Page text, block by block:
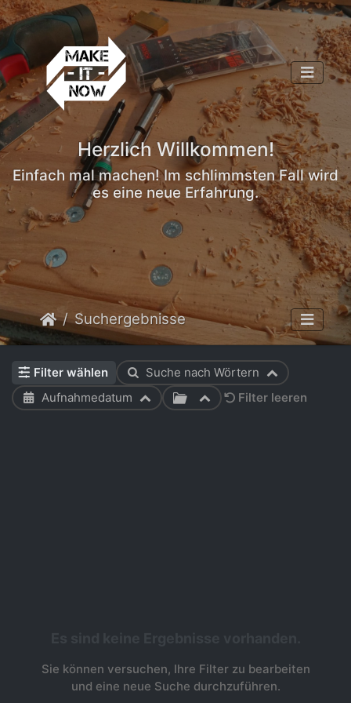
Herzlich Willkommen!
Einfach mal machen! Im schlimmsten Fall wird
es eine neue Erfahrung.
Suchergebnisse
Filter wählen
Suche nach Wörtern
Aufnahmedatum
Filter leeren
Sie können versuchen, Ihre Filter zu bearbeiten
und eine neue Suche durchzuführen.